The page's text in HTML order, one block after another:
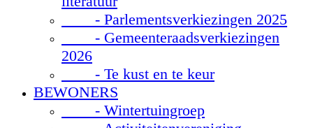
- Parlementsverkiezingen 2025
- Gemeenteraadsverkiezingen
2026
- Te kust en te keur
BEWONERS
- Wintertuingroep